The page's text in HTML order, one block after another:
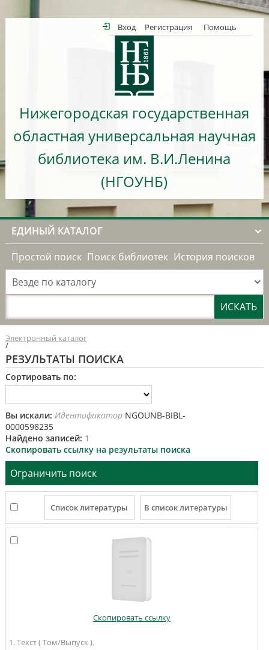
Вход Регистрация Помощь
Нижегородская государственная
областная универсальная научная
библиотека им. В.И.Ленина
(НГОУНБ)
ЕДИНЫЙ КАТАЛОГ
Простой поиск Поиск библиотек История поисков
Везде по каталогу
Электронный каталог
/
РЕЗУЛЬТАТЫ ПОИСКА
Сортировать по:
Вы искали: ИдентификаторNGOUNB-BIBL-
0000598235
Найдено записей: 1
Скопировать ссылку на результаты поиска
Ограничить поиск
Скопировать ссылку
1. Текст ( Том/Выпуск ).